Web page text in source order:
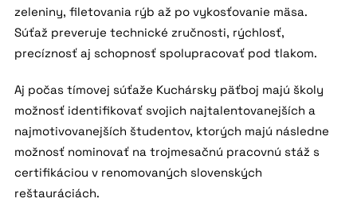
zeleniny, filetovania rýb až po vykosťovanie mäsa.
Súťaž preveruje technické zručnosti, rýchlosť,
precíznosť aj schopnosť spolupracovať pod tlakom.
Aj počas tímovej súťaže Kuchársky päťboj majú školy
možnosť identifikovať svojich najtalentovanejších a
najmotivovanejších študentov, ktorých majú následne
možnosť nominovať na trojmesačnú pracovnú stáž s
certifikáciou v renomovaných slovenských
reštauráciách.